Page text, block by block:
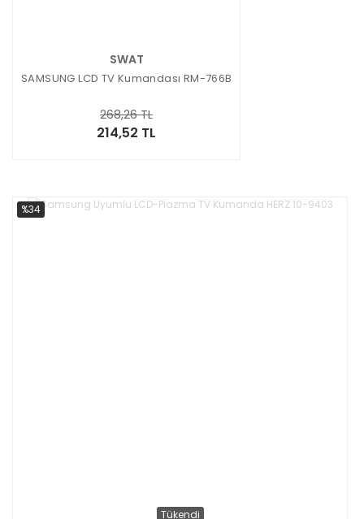
SWAT
SAMSUNG LCD TV Kumandası RM-766B
214,52 TL
268,26 TL
%34
Tükendi